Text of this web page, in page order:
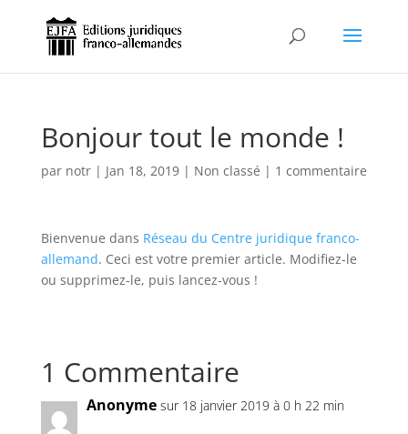
Bonjour tout le monde !
par notr| Jan 18, 2019| Non classé | 1 commentaire
Bienvenue dans Réseau du Centre juridique franco-
allemand. Ceci est votre premier article. Modifiez-le
ou supprimez-le, puis lancez-vous !
1 Commentaire
Anonyme sur 18 janvier 2019 à 0 h 22 min